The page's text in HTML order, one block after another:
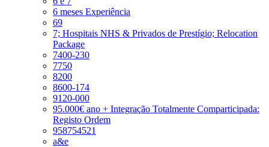
6 meses Experiência
69
7; Hospitais NHS & Privados de Prestígio; Relocation
Package
7400-230
7750
8200
8600-174
9120-000
95.000€ ano + Integração Totalmente Comparticipada:
Registo Ordem
958754521
a&e